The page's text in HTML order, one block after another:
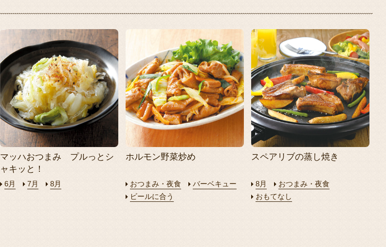
マッハおつまみ プルっとシ
ャキッと！
6月 7月 8月
ホルモン野菜炒め
おつまみ・夜食
バーベキュー
ビールに合う
スペアリブの蒸し焼き
8月
おつまみ・夜食
おもてなし